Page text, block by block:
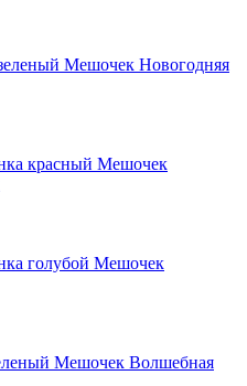
Мешочек Новогодняя
Мешочек
Мешочек
Мешочек Волшебная